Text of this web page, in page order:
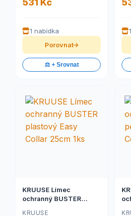
531 Kč
1 nabídka
Porovnat
⚖️ + Srovnat
KRUUSE Límec
ochranný BUSTER
KRUUSE